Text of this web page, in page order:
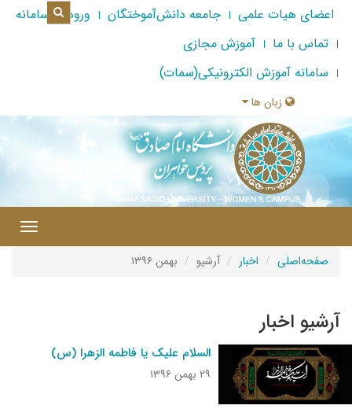
اعضای هیات علمی جامعه دانش‌آموختگان
ورود به سامانه
تماس با ما
آموزش مجازی
سامانه آموزش الکترونیکی(سمات)
زبان ها
صفحه‌اصلی اخبار آرشیو بهمن ۱۳۹۶
آرشیو اخبار
السلام علیک یا فاطمه الزهرا (س)
۲۹ بهمن ۱۳۹۶